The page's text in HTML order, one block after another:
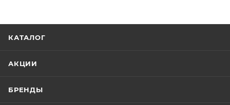
КАТАЛОГ
АКЦИИ
БРЕНДЫ